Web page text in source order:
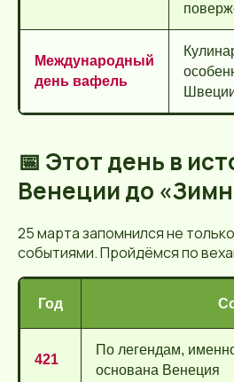
Международный
день вафель
📅 Этот день в
Венеции до
25 марта запомнился не
событиями. Пройдёмся по
Год
421
По легендам,
основана Венеция